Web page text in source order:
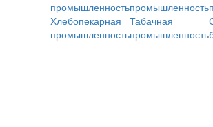
промышленностьпромышленность
Хлебопекарная
промышленность
Табачная
промышленность